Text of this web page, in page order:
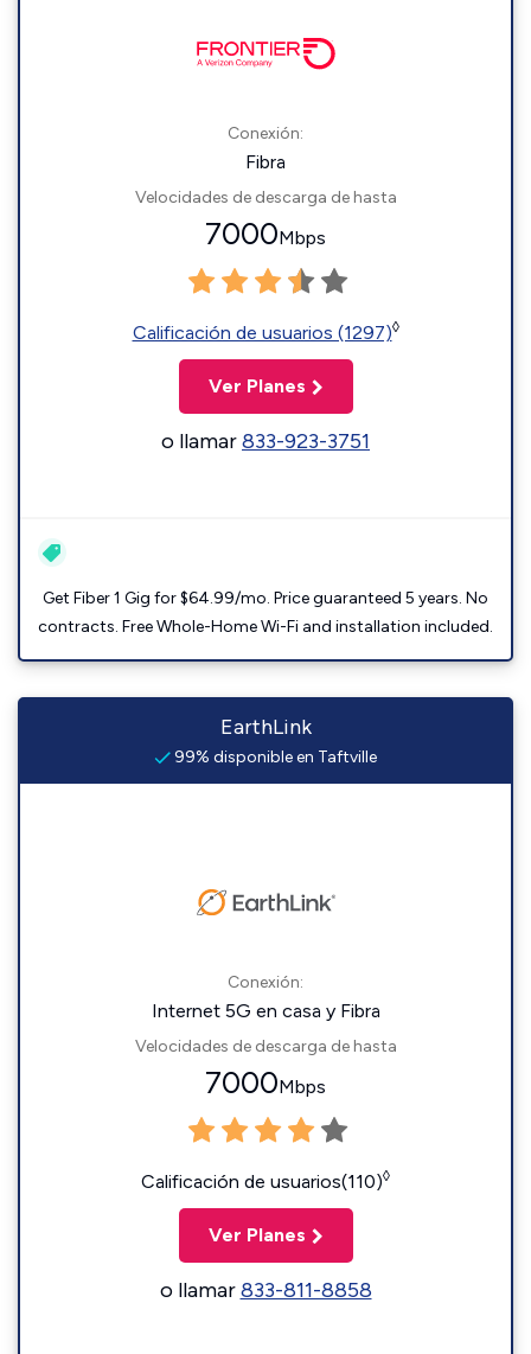
Conexión:
Fibra
Velocidades de descarga de hasta
7000Mbps
Calificación de usuarios (1297)◊
Ver Planes
o llamar833-923-3751
Get Fiber 1 Gig for $64.99/mo. Price guaranteed 5 years. No
contracts. Free Whole-Home Wi-Fi and installation included.
EarthLink
99% disponible en Taftville
Conexión:
Internet 5G en casa y Fibra
Velocidades de descarga de hasta
7000Mbps
Calificación de usuarios(110)◊
Ver Planes
o llamar833-811-8858